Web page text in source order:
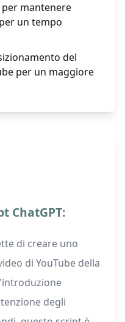
mantenere
un tempo
del
per un maggiore
ChatGPT:
di creare uno
di YouTube della
degli